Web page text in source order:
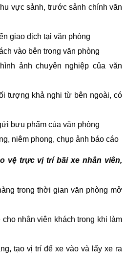
vực sảnh, trước sảnh chính văn
giao dịch tại văn phòng
vào bên trong văn phòng
ảnh chuyên nghiệp của văn
tượng khả nghi từ bên ngoài, có
bưu phẩm của văn phòng
niêm phong, chụp ảnh báo cáo
vệ trực vị trí bãi xe nhân viên,
trong thời gian văn phòng mở
nhân viên khách trong khi làm
tạo vị trí để xe vào và lấy xe ra